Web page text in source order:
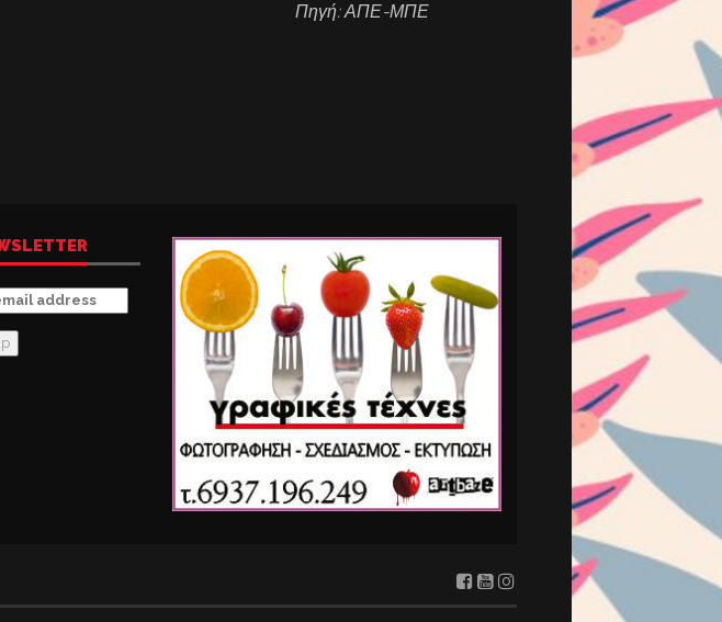
Πηγή: ΑΠΕ-ΜΠΕ